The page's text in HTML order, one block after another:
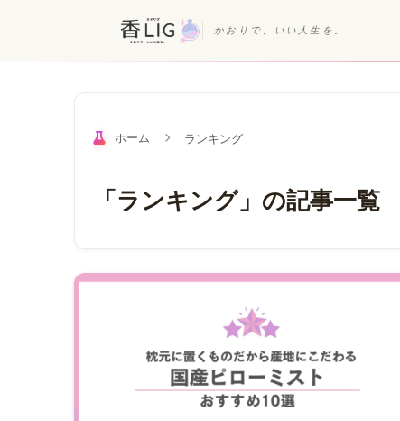
かおりで、いい人生を。
ホーム ランキング
「ランキング」の記事一覧